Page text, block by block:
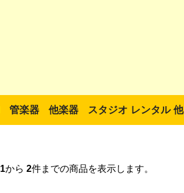
管楽器 他楽器 スタジオ レンタル 他
1から 2件までの商品を表示します。